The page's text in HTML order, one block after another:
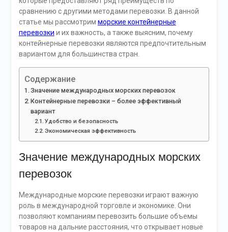
сравнению с другими методами перевозки. В данной
статье мы рассмотрим морские контейнерные
перевозки и их важность, а также выясним, почему
контейнерные перевозки являются предпочтительным
вариантом для большинства стран.
Содержание
Значение международных морских перевозок
Контейнерные перевозки – более эффективный
вариант
Удобство и безопасность
Экономическая эффективность
Значение международных морских
перевозок
Международные морские перевозки играют важную
роль в международной торговле и экономике. Они
позволяют компаниям перевозить большие объемы
товаров на дальние расстояния, что открывает новые